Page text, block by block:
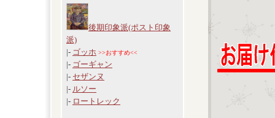
後期印象派(ポスト印象
派)
|- ゴッホ >>おすすめ<<
|- ゴーギャン
|- セザンヌ
|- ルソー
|- ロートレック